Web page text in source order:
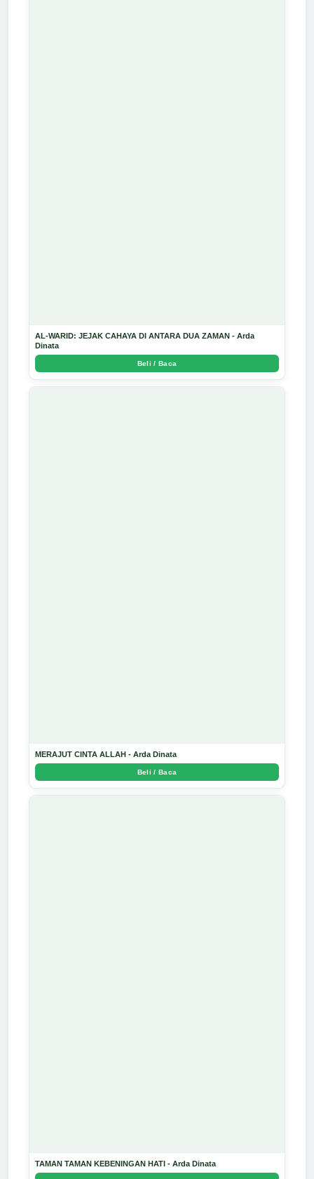
AL-WARID: JEJAK CAHAYA DI ANTARA DUA ZAMAN - Arda
Dinata
Beli / Baca
MERAJUT CINTA ALLAH - Arda Dinata
Beli / Baca
TAMAN TAMAN KEBENINGAN HATI - Arda Dinata